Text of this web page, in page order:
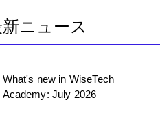
ニュース
What's new in WiseTech
Academy: July 2026